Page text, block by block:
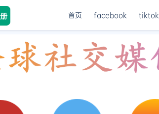
首页 facebook tiktok